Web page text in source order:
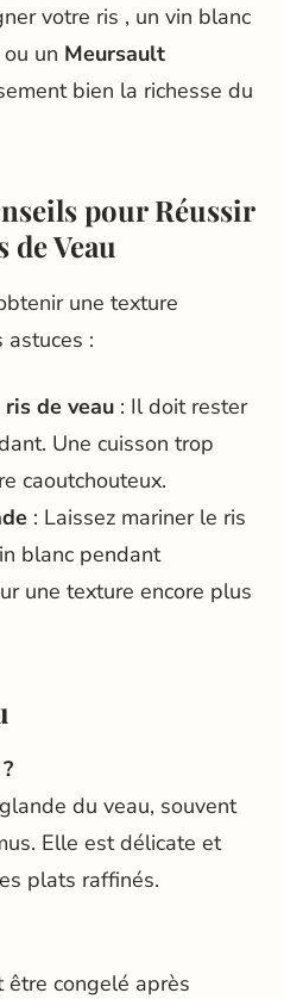
votre ris , un vin blanc
ou un Meursault
bien la richesse du
pour Réussir
Veau
une texture
astuces :
de veau: Il doit rester
Une cuisson trop
caoutchouteux.
: Laissez mariner le ris
blanc pendant
une texture encore plus
du veau, souvent
Elle est délicate et
plats raffinés.
être congelé après